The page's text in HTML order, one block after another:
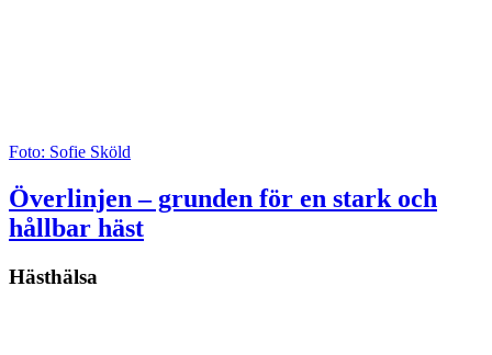
Foto: Sofie Sköld
Överlinjen – grunden för en stark och
hållbar häst
Hästhälsa